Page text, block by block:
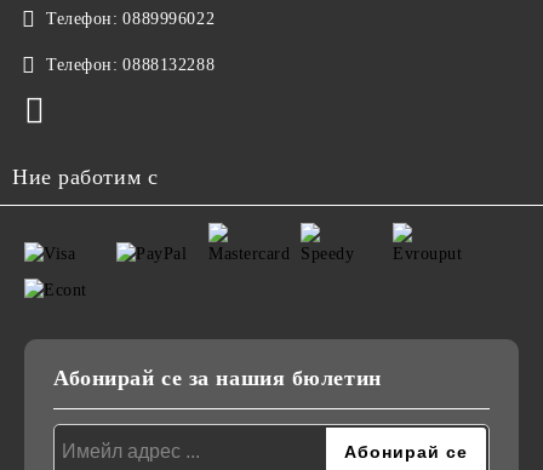
Телефон: 0889996022
Телефон: 0888132288
Ние работим с
Абонирай се за нашия бюлетин